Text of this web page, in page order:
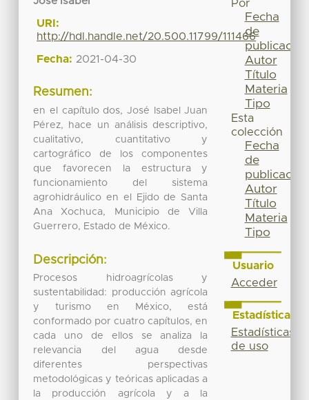
URI:
http://hdl.handle.net/20.500.11799/111466
Fecha: 2021-04-30
Resumen:
en el capítulo dos, José Isabel Juan
Pérez, hace un análisis descriptivo,
cualitativo, cuantitativo y
cartográfico de los componentes
que favorecen la estructura y
funcionamiento del sistema
agrohidráulico en el Ejido de Santa
Ana Xochuca, Municipio de Villa
Guerrero, Estado de México.
Descripción:
Procesos hidroagrícolas y
sustentabilidad: producción agrícola
y turismo en México, está
conformado por cuatro capítulos, en
cada uno de ellos se analiza la
relevancia del agua desde
diferentes perspectivas
metodológicas y teóricas aplicadas a
la producción agrícola y a la
Por
Fecha
de
publicación
Autor
Título
Materia
Tipo
Esta
colección
Fecha
de
publicación
Autor
Título
Materia
Tipo
Usuario
Acceder
Estadísticas
Estadísticas
de uso